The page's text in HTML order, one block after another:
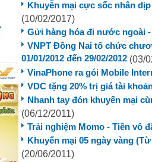
Khuyễn mại cực sốc nhân
(10/02/2017)
Gửi hàng hóa đi nước ngoài
VNPT Đồng Nai tổ chức
01/01/2012 đến 29/02/2012 (03/
VinaPhone ra gói Mobile
VDC tặng 20% trị giá tài
Nhanh tay đón khuyến mại
(06/12/2011)
Trải nghiệm Momo - Tiền vô
Khuyến mại 05 ngày vàng
(20/06/2011)